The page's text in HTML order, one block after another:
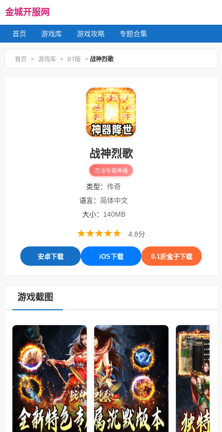
金城开服网
首页 游戏库 游戏攻略 专题合集
首页 > 游戏库 > BT版 > 战神烈歌
战神烈歌
万法专属神器
类型： 传奇
语言： 简体中文
大小： 140MB
★★★★★ 4.8分
安卓下载 iOS下载 0.1折盒子下载
游戏截图